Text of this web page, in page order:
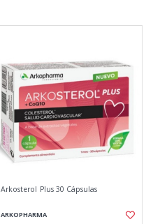
Arkosterol Plus 30 Cápsulas
ARKOPHARMA